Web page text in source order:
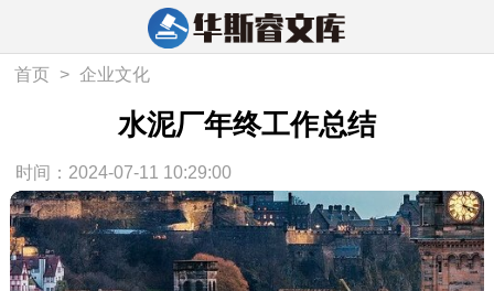
首页 > 企业文化
水泥厂年终工作总结
时间：2024-07-11 10:29:00